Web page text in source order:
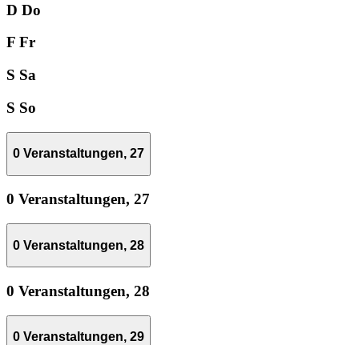
D Do
F Fr
S Sa
S So
0 Veranstaltungen, 27
0 Veranstaltungen, 27
0 Veranstaltungen, 28
0 Veranstaltungen, 28
0 Veranstaltungen, 29